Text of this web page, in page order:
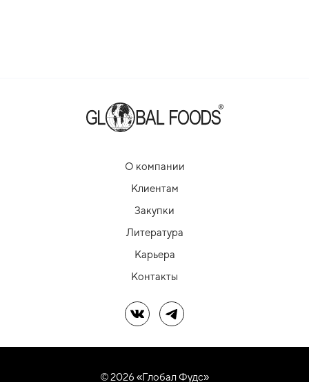
О компании
Клиентам
Закупки
Литература
Карьера
Контакты
Мы в ВКМы в Telegram
© 2026 «Глобал Фудс»